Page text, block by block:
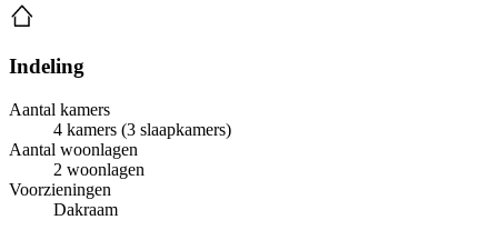
Indeling
Aantal kamers
4 kamers (3 slaapkamers)
Aantal woonlagen
2 woonlagen
Voorzieningen
Dakraam